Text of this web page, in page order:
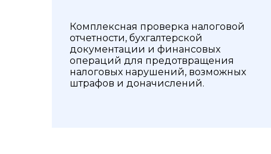
Комплексная проверка налоговой
отчетности, бухгалтерской
документации и финансовых
операций для предотвращения
налоговых нарушений, возможных
штрафов и доначислений.